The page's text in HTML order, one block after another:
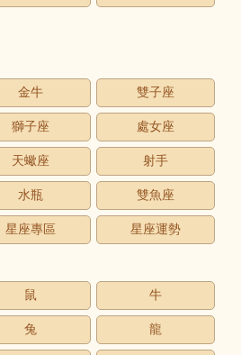
金牛 雙子座
獅子座 處女座
天蠍座 射手
水瓶 雙魚座
星座專區 星座運勢
鼠 牛
兔 龍